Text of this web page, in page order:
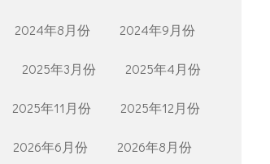
2024年8月份 2024年9月份
2025年3月份 2025年4月份
2025年11月份 2025年12月份
2026年6月份 2026年8月份